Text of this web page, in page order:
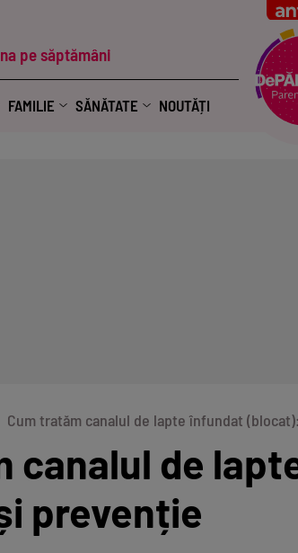
pe săptămâni
FAMILIE SĂNĂTATE NOUTĂȚI
Cum tratăm canalul de lapte înfundat
canalul de
prevenție